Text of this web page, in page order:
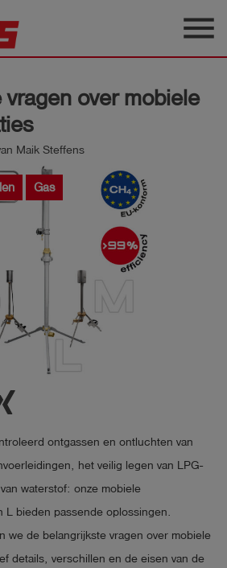
menu
vragen over mobiele
Maik Steffens
Gas
ontgassen en ontluchten van
het veilig legen van LPG-
waterstof: onze mobiele
L bieden passende oplossingen.
we de belangrijkste vragen over mobiele
details, verschillen en de eisen van de